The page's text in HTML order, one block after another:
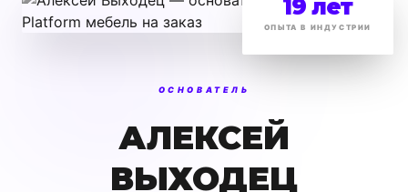
19 лет
ОПЫТА В ИНДУСТРИИ
ОСНОВАТЕЛЬ
АЛЕКСЕЙ
ВЫХОДЕЦ